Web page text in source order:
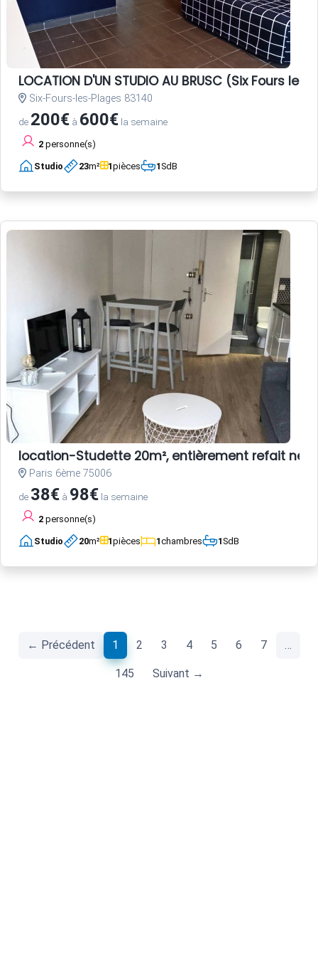
LOCATION D'UN STUDIO AU BRUSC (Six Fours les
Six-Fours-les-Plages 83140
de 200€ à 600€ la semaine
2 personne(s)
Studio 23m² 1pièces 1SdB
location-Studette 20m², entièrement refait neuf
Paris 6ème 75006
de 38€ à 98€ la semaine
2 personne(s)
Studio 20m² 1pièces 1chambres 1SdB
← Précédent 1 (current)
2 3 4 5 6 7 …
145 Suivant →